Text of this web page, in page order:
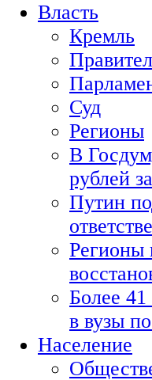
Власть
Кремль
Суд
Регионы
В
рублей
Путин
Регионы
Более
в вузы
Население